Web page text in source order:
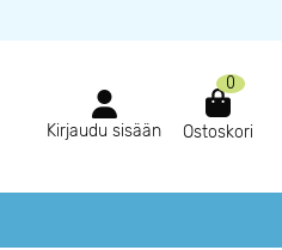
Kirjaudu sisään
0
Ostoskori